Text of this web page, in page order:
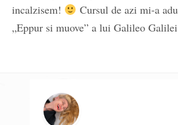
incalzisem!
Cursul de azi mi-a
„Eppur si muove” a lui Galileo